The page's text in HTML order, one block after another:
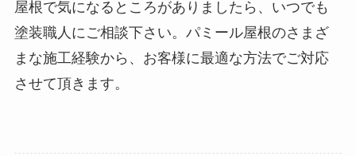
屋根で気になるところがありましたら、いつでも
塗装職人にご相談下さい。パミール屋根のさまざ
まな施工経験から、お客様に最適な方法でご対応
させて頂きます。